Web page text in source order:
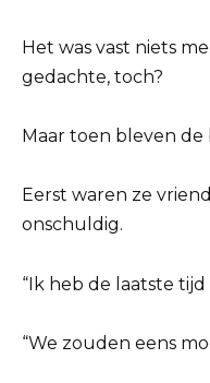
Het was vast niets
gedachte, toch?
Maar toen bleven
Eerst waren ze
onschuldig.
“Ik heb de laatste tijd
“We zouden eens